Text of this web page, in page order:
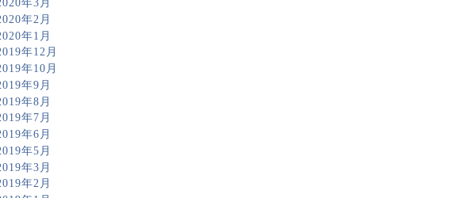
年3月
年2月
年1月
年12月
年10月
年9月
年8月
年7月
年6月
年5月
年3月
年2月